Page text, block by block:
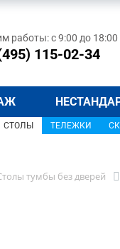
работы: с 9:00 до 18:00
115-02-34
СТОЛЫ ТЕЛЕЖКИ
тумбы без дверей